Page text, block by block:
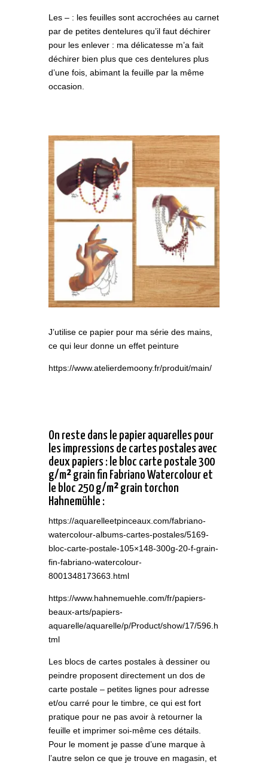
Les – : les feuilles sont accrochées au carnet
par de petites dentelures qu’il faut déchirer
pour les enlever : ma délicatesse m’a fait
déchirer bien plus que ces dentelures plus
d’une fois, abimant la feuille par la même
occasion.
J’utilise ce papier pour ma série des mains,
ce qui leur donne un effet peinture
https://www.atelierdemoony.fr/produit/main/
On reste dans le papier aquarelles pour
les impressions de cartes postales avec
deux papiers : le bloc carte postale 300
g/m² grain fin Fabriano Watercolour et
le bloc 250 g/m² grain torchon
Hahnemühle :
https://aquarelleetpinceaux.com/fabriano-
watercolour-albums-cartes-postales/5169-
bloc-carte-postale-105×148-300g-20-f-grain-
fin-fabriano-watercolour-
8001348173663.html
https://www.hahnemuehle.com/fr/papiers-
beaux-arts/papiers-
aquarelle/aquarelle/p/Product/show/17/596.h
tml
Les blocs de cartes postales à dessiner ou
peindre proposent directement un dos de
carte postale – petites lignes pour adresse
et/ou carré pour le timbre, ce qui est fort
pratique pour ne pas avoir à retourner la
feuille et imprimer soi-même ces détails.
Pour le moment je passe d’une marque à
l’autre selon ce que je trouve en magasin, et